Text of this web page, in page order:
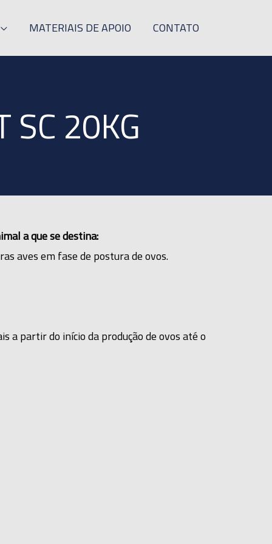
MATERIAIS DE APOIO CONTATO
SC 20KG
a que se destina:
aves em fase de postura de ovos.
a partir do início da produção de ovos até o